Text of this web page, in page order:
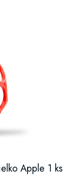
Apple 1 ks